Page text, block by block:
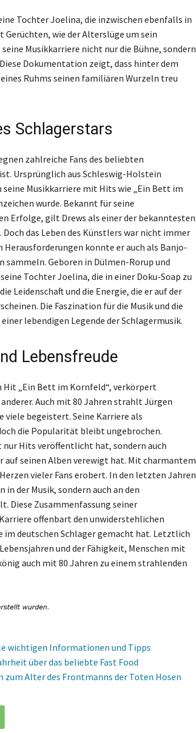
Tochter Joelina, die inzwischen ebenfalls in
wie der Alterslüge um sein
Musikkarriere nicht nur die Bühne, sondern
Dokumentation zeigt, dass hinter dem
Ruhms seinen familiären Wurzeln treu
Schlagerstars
zahlreiche Fans des beliebten
Ursprünglich aus Schleswig-Holstein
Musikkarriere mit Hits wie „Ein Bett im
wurde. Bekannt für seine
Erfolge, gilt Drews als einer der bekanntesten
das Leben des Künstlers war nicht immer
konnte er auch als Banjo-
sammeln. Geboren in Dülmen-Rorup und
Tochter Joelina, die in einer Doku-Soap zu
Leidenschaft und die Energie, die er auf der
Die Faszination für die Musik und die
lebendigen Legende der Schlagermusik.
Lebensfreude
Hit „Ein Bett im Kornfeld“, verkörpert
Auch mit 80 Jahren strahlt Jürgen
viele begeistert. Seine Karriere als
die Popularität bleibt ungebrochen.
nur Hits veröffentlicht hat, sondern auch
auf seinen Alben verewigt hat. Mit charmantem
vieler Fans erobert. In den letzten Jahren
der Musik, sondern auch an den
Diese Zusammenfassung seiner
offenbart den unwiderstehlichen
im deutschen Schlager gemacht hat. Letztlich
und der Fähigkeit, Menschen mit
auch mit 80 Jahren zu einem strahlenden
wichtigen Informationen und Tipps
über das beliebte Fast Food
Alter des Frontmanns der Toten Hosen